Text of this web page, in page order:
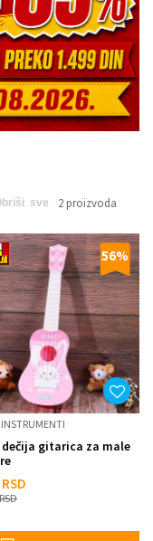
2 proizvoda
sve
56%
dečija gitarica za male
RSD
RSD